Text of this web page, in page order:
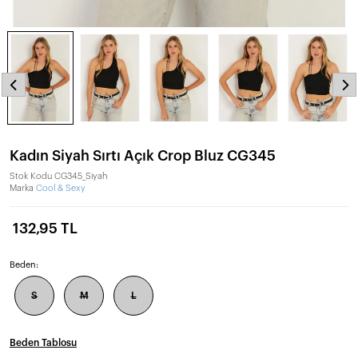
Kadın Siyah Sırtı Açık Crop Bluz CG345
Stok Kodu CG345_Siyah
Marka Cool & Sexy
132,95 TL
Beden:
S M L
Beden Tablosu